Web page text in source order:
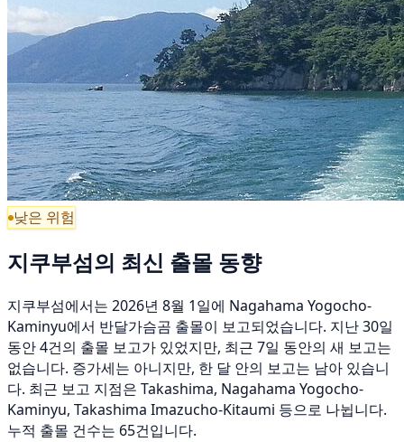
낮은 위험
지쿠부섬의 최신 출몰 동향
지쿠부섬에서는 2026년 8월 1일에 Nagahama Yogocho-
Kaminyu에서 반달가슴곰 출몰이 보고되었습니다. 지난 30일
동안 4건의 출몰 보고가 있었지만, 최근 7일 동안의 새 보고는
없습니다. 증가세는 아니지만, 한 달 안의 보고는 남아 있습니
다. 최근 보고 지점은 Takashima, Nagahama Yogocho-
Kaminyu, Takashima Imazucho-Kitaumi 등으로 나뉩니다.
누적 출몰 건수는 65건입니다.